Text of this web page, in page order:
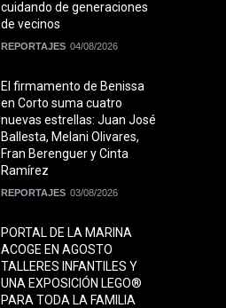
cuidando de generaciones
de vecinos
REPORTAJES 04/08/2026
El firmamento de Benissa
en Corto suma cuatro
nuevas estrellas: Juan José
Ballesta, Melani Olivares,
Fran Berenguer y Cinta
Ramírez
REPORTAJES 03/08/2026
PORTAL DE LA MARINA
ACOGE EN AGOSTO
TALLERES INFANTILES Y
UNA EXPOSICIÓN LEGO®
PARA TODA LA FAMILIA